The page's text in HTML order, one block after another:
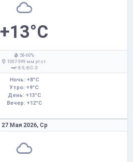
+13°C
: 58-60%
: 1007-999 мм рт.ст.
: 8-9,
С-З
Ночь: +8°C
Утро: +9°C
День: +13°C
Вечер: +12°C
27 Мая 2026, Ср